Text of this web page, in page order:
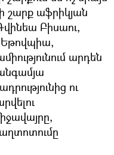
շարք աֆրիկյան
Բիսաու,
արդեն
ու